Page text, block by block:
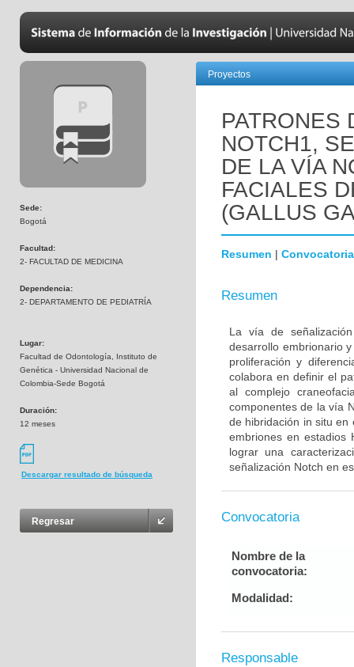
Sede:
Bogotá
Facultad:
2- FACULTAD DE MEDICINA
Dependencia:
2- DEPARTAMENTO DE PEDIATRÍA
Lugar:
Facultad de Odontología, Instituto de
Genética - Universidad Nacional de
Colombia-Sede Bogotá
Duración:
12 meses
Descargar resultado de búsqueda
Regresar
Proyectos
PATRONES
NOTCH1,
DE LA VÍA
FACIALES
(GALLUS
Resumen | Convocatoria
Resumen
La vía de
desarrollo embrionario
proliferación y
colabora en definir el
al complejo
componentes de la vía
de hibridación in situ en
embriones en estadios
lograr una
señalización Notch en
Convocatoria
Nombre de la
convocatoria:
Modalidad:
Responsable